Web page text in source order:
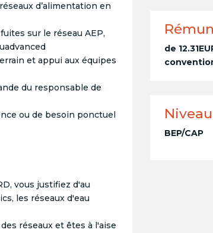
d’alimentation en
sur le réseau AEP,
et appui aux équipes
du responsable de
ou de besoin ponctuel
vous justifiez d'au
les réseaux d'eau
réseaux et êtes à l'aise
de
BEP/CAP